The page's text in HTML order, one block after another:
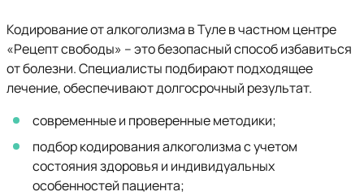
Кодирование от алкоголизма в Туле в частном центре
«Рецепт свободы» – это безопасный способ избавиться
от болезни. Специалисты подбирают подходящее
лечение, обеспечивают долгосрочный результат.
современные и проверенные методики;
подбор кодирования алкоголизма с учетом
состояния здоровья и индивидуальных
особенностей пациента;